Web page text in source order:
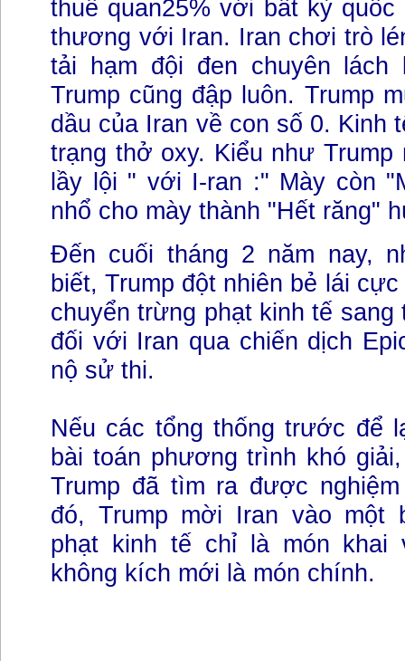
thuế quan25% với bất kỳ quốc
thương với Iran. Iran chơi trò
tải hạm đội đen chuyên lách
Trump cũng đập luôn. Trump
dầu của Iran về con số 0. Kinh
trạng thở oxy. Kiểu như
lầy lội " với I-ran :" Mày còn
nhổ cho mày thành "Hết răng"
Đến cuối tháng 2 năm nay,
biết, Trump đột nhiên bẻ lái
chuyển trừng phạt kinh tế
đối với Iran qua chiến dịch
nộ sử thi.
Nếu các tổng thống trước để
bài toán phương trình khó
Trump đã tìm ra được
đó, Trump mời Iran vào một
phạt kinh tế chỉ là món khai
không kích mới là món chính.